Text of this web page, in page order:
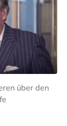
über den